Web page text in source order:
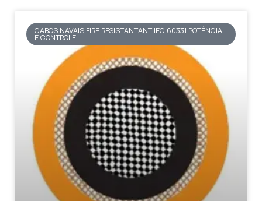
CABOS NAVAIS FIRE RESISTANTANT IEC 60331 POTÊNCIA
E CONTROLE